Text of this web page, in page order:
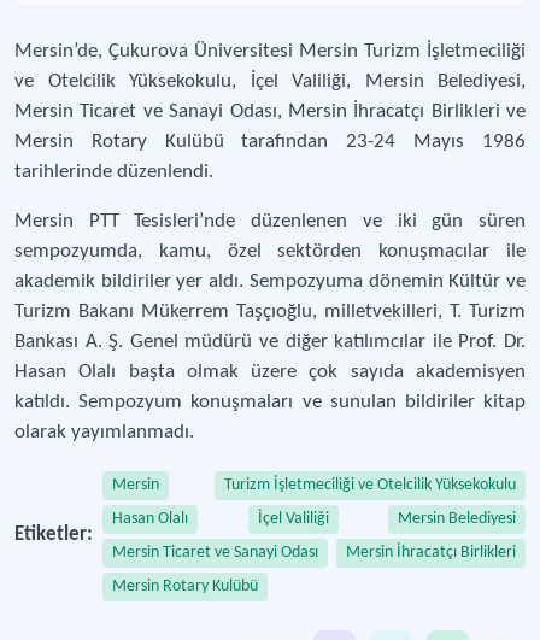
Mersin’de, Çukurova Üniversitesi Mersin Turizm İşletmeciliği
ve Otelcilik Yüksekokulu, İçel Valiliği, Mersin Belediyesi,
Mersin Ticaret ve Sanayi Odası, Mersin İhracatçı Birlikleri ve
Mersin Rotary Kulübü tarafından 23-24 Mayıs 1986
tarihlerinde düzenlendi.
Mersin PTT Tesisleri’nde düzenlenen ve iki gün süren
sempozyumda, kamu, özel sektörden konuşmacılar ile
akademik bildiriler yer aldı. Sempozyuma dönemin Kültür ve
Turizm Bakanı Mükerrem Taşçıoğlu, milletvekilleri, T. Turizm
Bankası A. Ş. Genel müdürü ve diğer katılımcılar ile Prof. Dr.
Hasan Olalı başta olmak üzere çok sayıda akademisyen
katıldı. Sempozyum konuşmaları ve sunulan bildiriler kitap
olarak yayımlanmadı.
Etiketler:
Mersin
Turizm İşletmeciliği ve Otelcilik Yüksekokulu
Hasan Olalı
İçel Valiliği
Mersin Belediyesi
Mersin Ticaret ve Sanayi Odası
Mersin İhracatçı Birlikleri
Mersin Rotary Kulübü